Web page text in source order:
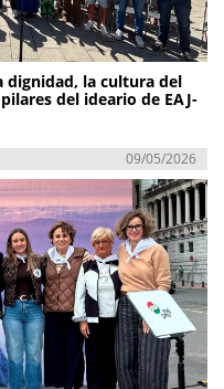
dignidad, la cultura del
del ideario de EAJ-
09/05/2026